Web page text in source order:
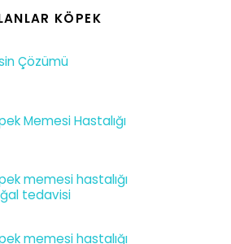
KÖPEK
Çözümü
Memesi Hastalığı
memesi hastalığı
tedavisi
memesi hastalığı